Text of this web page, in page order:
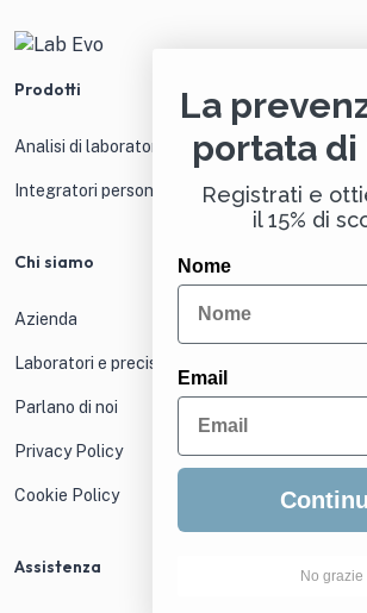
Prodotti
Analisi di laboratorio
Integratori personalizzati
Chi siamo
Azienda
Laboratori e precisione
Parlano di noi
Privacy Policy
Cookie Policy
Assistenza
La
portata di
Registrati e
il 15% di
Nome
Email
No grazie